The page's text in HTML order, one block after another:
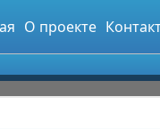
О проекте